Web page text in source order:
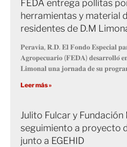
FEDA entrega pollitas
herramientas y material
residentes de D.M
𝐏𝐞𝐫𝐚𝐯𝐢𝐚, 𝐑.𝐃. 𝐄𝐥 𝐅𝐨𝐧𝐝𝐨 𝐄𝐬𝐩𝐞𝐜𝐢𝐚𝐥
𝐀𝐠𝐫𝐨𝐩𝐞𝐜𝐮𝐚𝐫𝐢𝐨 (𝐅𝐄𝐃𝐀) 𝐝𝐞𝐬𝐚𝐫𝐫𝐨𝐥𝐥𝐨́ 𝐞𝐧
𝐋𝐢𝐦𝐨𝐧𝐚𝐥 𝐮𝐧𝐚 𝐣𝐨𝐫𝐧𝐚𝐝𝐚 𝐝𝐞 𝐬𝐮
Leer más »
Julito Fulcar y
seguimiento a proyecto
junto a EGEHID